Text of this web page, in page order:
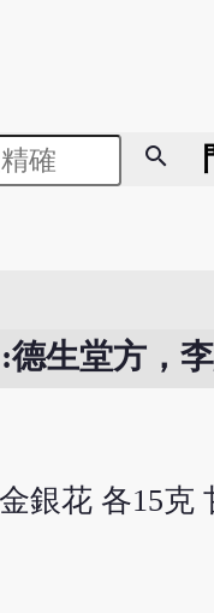
search
生堂方，
銀花 各15克